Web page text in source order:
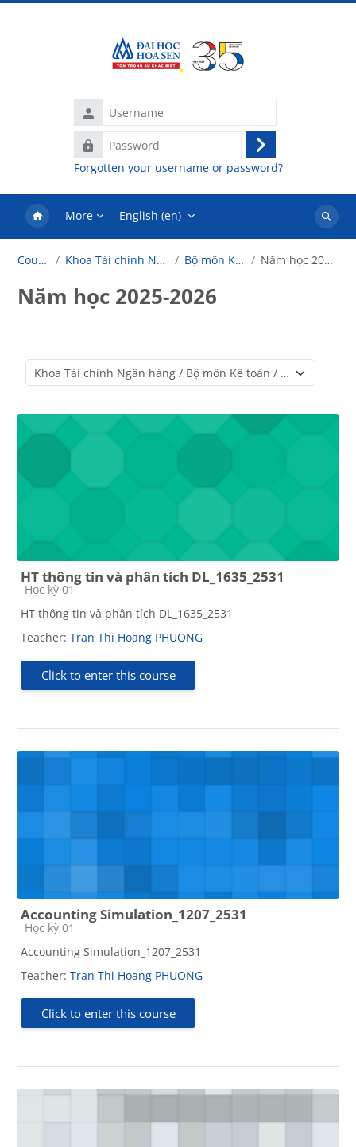
Username
Password
Log
in
Forgotten your username or password?
More English ‎(en)‎
Search
Courses Khoa Tài chính Ngân hàng Bộ môn Kế toán Năm học 2025-2026
Năm học 2025-2026
Course categories
HT thông tin và phân tích DL_1635_2531
Course category
Học kỳ 01
HT thông tin và phân tích DL_1635_2531
Teacher: Tran Thi Hoang PHUONG
Click to enter this course
Accounting Simulation_1207_2531
Course category
Học kỳ 01
Accounting Simulation_1207_2531
Teacher: Tran Thi Hoang PHUONG
Click to enter this course